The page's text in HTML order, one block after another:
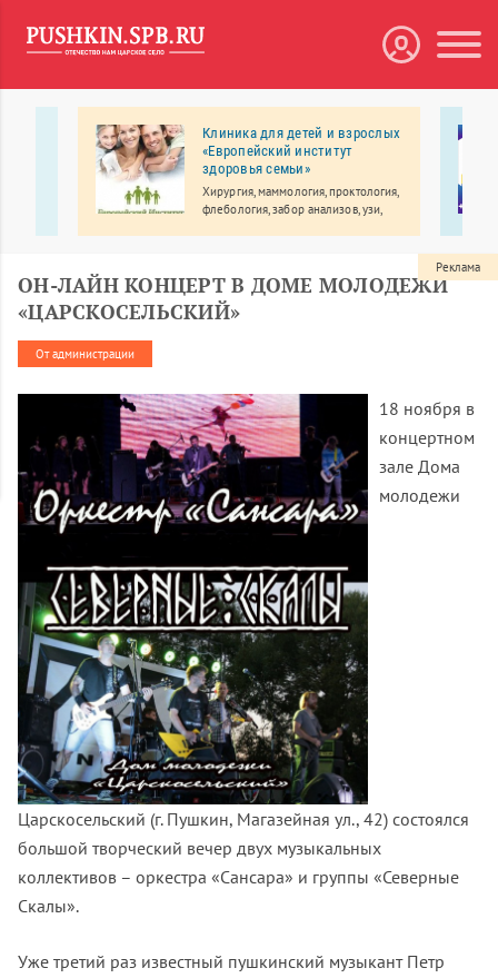
Клиника для детей и взрослых
«Европейский институт
здоровья семьи»
Хирургия, маммология, проктология,
флебология, забор анализов, узи,
ОН-ЛАЙН КОНЦЕРТ В ДОМЕ МОЛОДЕЖИ
«ЦАРСКОСЕЛЬСКИЙ»
От администрации
18 ноября в
концертном
зале Дома
молодежи
Царскосельский (г. Пушкин, Магазейная ул., 42) состоялся
большой творческий вечер двух музыкальных
коллективов – оркестра «Сансара» и группы «Северные
Скалы».
Уже третий раз известный пушкинский музыкант Петр
Реклама